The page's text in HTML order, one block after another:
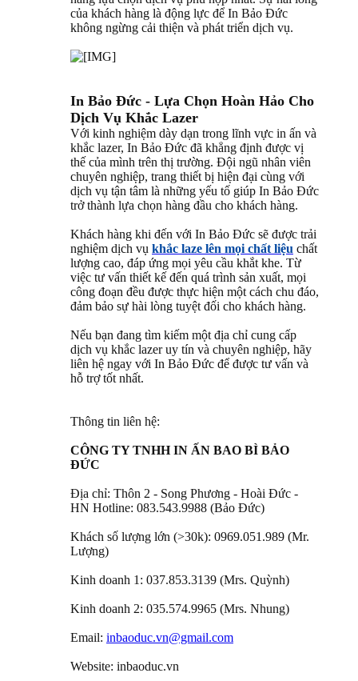
của khách hàng là động lực để In Bảo Đức
không ngừng cải thiện và phát triển dịch vụ.
In Bảo Đức - Lựa Chọn Hoàn Hảo Cho
Dịch Vụ Khắc Lazer
Với kinh nghiệm dày dạn trong lĩnh vực in ấn và
khắc lazer, In Bảo Đức đã khẳng định được vị
thế của mình trên thị trường. Đội ngũ nhân viên
chuyên nghiệp, trang thiết bị hiện đại cùng với
dịch vụ tận tâm là những yếu tố giúp In Bảo Đức
trở thành lựa chọn hàng đầu cho khách hàng.
Khách hàng khi đến với In Bảo Đức sẽ được trải
nghiệm dịch vụ khắc laze lên mọi chất liệu chất
lượng cao, đáp ứng mọi yêu cầu khắt khe. Từ
việc tư vấn thiết kế đến quá trình sản xuất, mọi
công đoạn đều được thực hiện một cách chu đáo,
đảm bảo sự hài lòng tuyệt đối cho khách hàng.
Nếu bạn đang tìm kiếm một địa chỉ cung cấp
dịch vụ khắc lazer uy tín và chuyên nghiệp, hãy
liên hệ ngay với In Bảo Đức để được tư vấn và
hỗ trợ tốt nhất.
Thông tin liên hệ:
CÔNG TY TNHH IN ẤN BAO BÌ BẢO
ĐỨC
Địa chỉ: Thôn 2 - Song Phương - Hoài Đức -
HN Hotline: 083.543.9988 (Bảo Đức)
Khách số lượng lớn (>30k): 0969.051.989 (Mr.
Lượng)
Kinh doanh 1: 037.853.3139 (Mrs. Quỳnh)
Kinh doanh 2: 035.574.9965 (Mrs. Nhung)
Email: inbaoduc.vn@gmail.com
Website: inbaoduc.vn